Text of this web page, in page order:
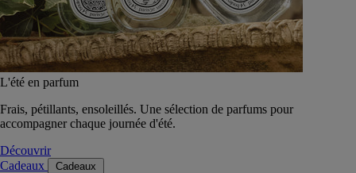
L'été en parfum
Frais, pétillants, ensoleillés. Une sélection de parfums pour
accompagner chaque journée d'été.
Découvrir
Cadeaux
Cadeaux